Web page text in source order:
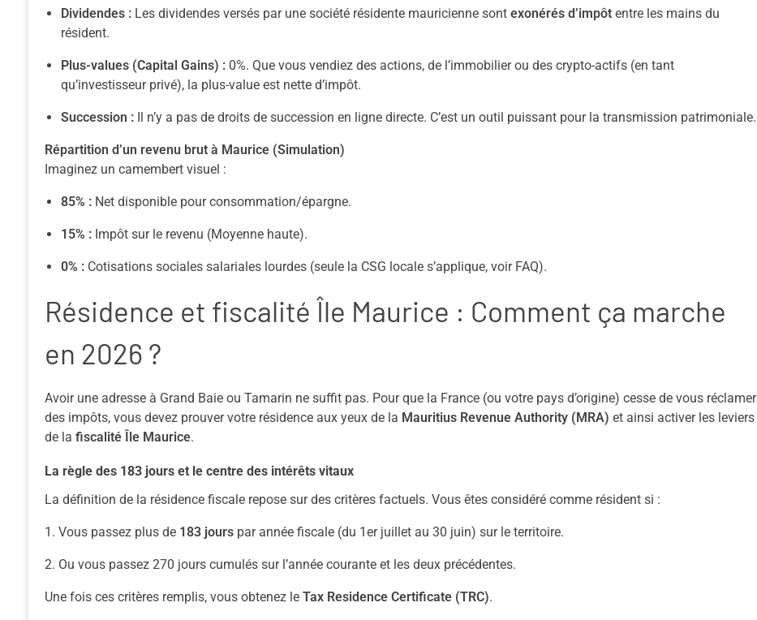
Dividendes : Les dividendes versés par une société résidente mauricienne sont exonérés d’impôt entre les mains du
résident.
Plus-values (Capital Gains) : 0%. Que vous vendiez des actions, de l’immobilier ou des crypto-actifs (en tant
qu’investisseur privé), la plus-value est nette d’impôt.
Succession : Il n’y a pas de droits de succession en ligne directe. C’est un outil puissant pour la transmission patrimoniale.
Répartition d’un revenu brut à Maurice (Simulation)
Imaginez un camembert visuel :
85% : Net disponible pour consommation/épargne.
15% : Impôt sur le revenu (Moyenne haute).
0% : Cotisations sociales salariales lourdes (seule la CSG locale s’applique, voir FAQ).
Résidence et fiscalité Île Maurice : Comment ça marche
en 2026 ?
Avoir une adresse à Grand Baie ou Tamarin ne suffit pas. Pour que la France (ou votre pays d’origine) cesse de vous réclamer
des impôts, vous devez prouver votre résidence aux yeux de la Mauritius Revenue Authority (MRA) et ainsi activer les leviers
de la fiscalité Île Maurice.
La règle des 183 jours et le centre des intérêts vitaux
La définition de la résidence fiscale repose sur des critères factuels. Vous êtes considéré comme résident si :
Vous passez plus de 183 jours par année fiscale (du 1er juillet au 30 juin) sur le territoire.
Ou vous passez 270 jours cumulés sur l’année courante et les deux précédentes.
Une fois ces critères remplis, vous obtenez le Tax Residence Certificate (TRC).